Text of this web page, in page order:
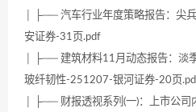
│ ├── 汽车行业年度策略报告：尖
安证券-31页.pdf
│ ├── 建筑材料11月动态报告：淡
玻纤韧性-251207-银河证券-20页
│ ├── 财报透视系列(一)：上市公